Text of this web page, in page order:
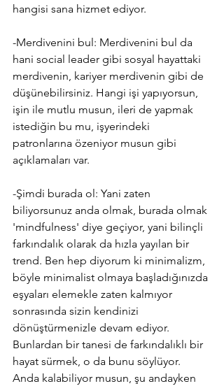
hangisi sana hizmet ediyor.
-Merdivenini bul: Merdivenini bul da
hani social leader gibi sosyal hayattaki
merdivenin, kariyer merdivenin gibi de
düşünebilirsiniz. Hangi işi yapıyorsun,
işin ile mutlu musun, ileri de yapmak
istediğin bu mu, işyerindeki
patronlarına özeniyor musun gibi
açıklamaları var.
-Şimdi burada ol: Yani zaten
biliyorsunuz anda olmak, burada olmak
'mindfulness' diye geçiyor, yani bilinçli
farkındalık olarak da hızla yayılan bir
trend. Ben hep diyorum ki minimalizm,
böyle minimalist olmaya başladığınızda
eşyaları elemekle zaten kalmıyor
sonrasında sizin kendinizi
dönüştürmenizle devam ediyor.
Bunlardan bir tanesi de farkındalıklı bir
hayat sürmek, o da bunu söylüyor.
Anda kalabiliyor musun, şu andayken